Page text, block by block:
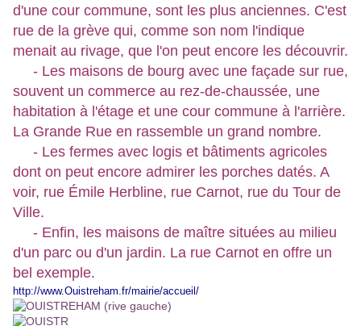
d'une cour commune, sont les plus anciennes. C'est
rue de la grève qui, comme son nom l'indique
menait au rivage, que l'on peut encore les découvrir.
- Les maisons de bourg avec une façade sur rue,
souvent un commerce au rez-de-chaussée, une
habitation à l'étage et une cour commune à l'arrière.
La Grande Rue en rassemble un grand nombre.
- Les fermes avec logis et bâtiments agricoles
dont on peut encore admirer les porches datés. A
voir, rue Émile Herbline, rue Carnot, rue du Tour de
Ville.
- Enfin, les maisons de maître situées au milieu
d'un parc ou d'un jardin. La rue Carnot en offre un
bel exemple.
http://www.Ouistreham.fr/mairie/accueil/